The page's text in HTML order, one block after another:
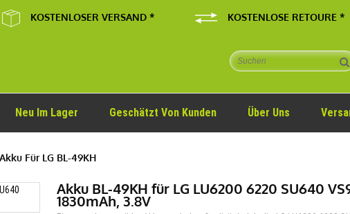
KOSTENLOSER VERSAND * KOSTENLOSE RETOURE *
Neu Im Lager Geschätzt Von Kunden Über Uns
Akku Für LG BL-49KH
Akku BL-49KH für LG LU6200 6220 SU640
1830mAh, 3.8V